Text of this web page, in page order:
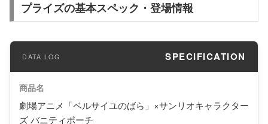
プライズの基本スペック・登場情報
SPECIFICATION
商品名
劇場アニメ「ベルサイユのばら」×サンリオキャラクター
ズ バニティポーチ